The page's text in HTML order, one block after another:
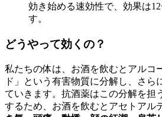
効き始める速効性で、効果は
す。
どうやって効くの？
私たちの体は、お酒を飲むとアルコ
ド」という有害物質に分解し、さら
ていきます。抗酒薬はこの分解を担
するため、お酒を飲むとアセトアル